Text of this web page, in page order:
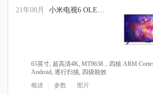
21年08月
65英寸, 超高清4K, MT9638，四核 ARM
Android, 逐行扫描, 四级能效
概述
参数 图片